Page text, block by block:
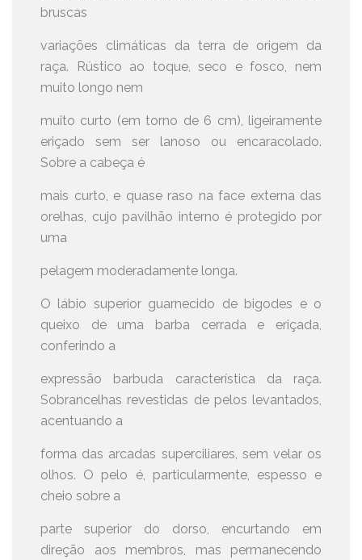
bruscas
variações climáticas da terra de origem da
raça. Rústico ao toque, seco e fosco, nem
muito longo nem
muito curto (em torno de 6 cm), ligeiramente
eriçado sem ser lanoso ou encaracolado.
Sobre a cabeça é
mais curto, e quase raso na face externa das
orelhas, cujo pavilhão interno é protegido por
uma
pelagem moderadamente longa.
O lábio superior guarnecido de bigodes e o
queixo de uma barba cerrada e eriçada,
conferindo a
expressão barbuda característica da raça.
Sobrancelhas revestidas de pelos levantados,
acentuando a
forma das arcadas superciliares, sem velar os
olhos. O pelo é, particularmente, espesso e
cheio sobre a
parte superior do dorso, encurtando em
direção aos membros, mas permanecendo